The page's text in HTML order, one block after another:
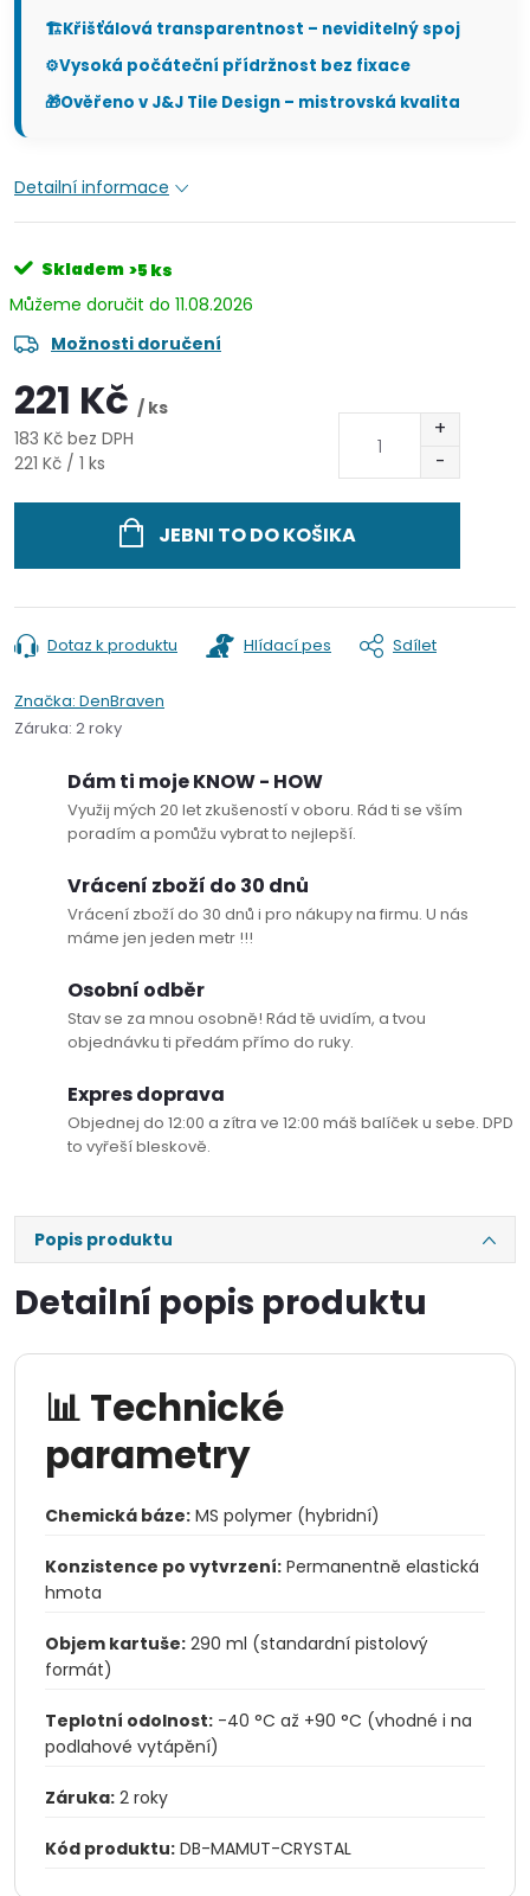
🏗️Křišťálová transparentnost – neviditelný spoj
⚙️Vysoká počáteční přídržnost bez fixace
🎁Ověřeno v J&J Tile Design – mistrovská kvalita
Detailní informace
Skladem >5 ks
11.08.2026
Možnosti doručení
221 Kč / ks
183 Kč bez DPH
Měrná
221 Kč / 1 ks
JEBNI TO DO KOŠIKA
Dotaz k produktu Hlídací pes Sdílet
Značka: DenBraven
Záruka: 2 roky
Dám ti moje KNOW - HOW
Využij mých 20 let zkušeností v oboru. Rád ti se vším
poradím a pomůžu vybrat to nejlepší.
Vrácení zboží do 30 dnů
Vrácení zboží do 30 dnů i pro nákupy na firmu. U nás
máme jen jeden metr !!!
Osobní odběr
Stav se za mnou osobně! Rád tě uvidím, a tvou
objednávku ti předám přímo do ruky.
Expres doprava
Objednej do 12:00 a zítra ve 12:00 máš balíček u sebe. DPD
to vyřeší bleskově.
Popis produktu
Detailní popis produktu
📊 Technické
parametry
Chemická báze: MS polymer (hybridní)
Konzistence po vytvrzení: Permanentně elastická
hmota
Objem kartuše: 290 ml (standardní pistolový
formát)
Teplotní odolnost: -40 °C až +90 °C (vhodné i na
podlahové vytápění)
Záruka: 2 roky
Kód produktu: DB-MAMUT-CRYSTAL